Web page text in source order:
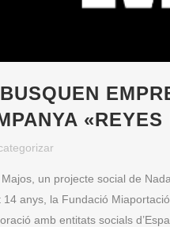
un projecte social de
14 anys, la Fundació
amb entitats socials